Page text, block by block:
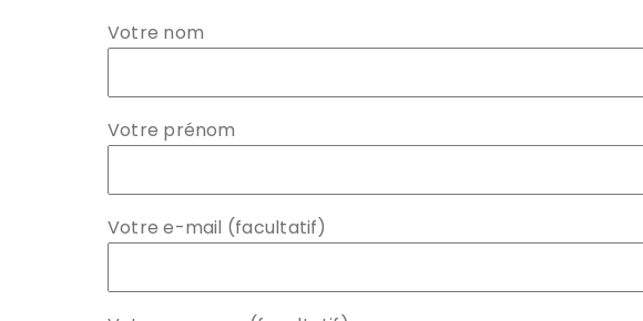
Votre nom
Votre prénom
Votre e-mail (facultatif)